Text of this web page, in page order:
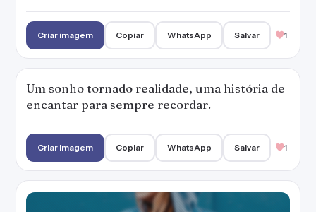
Criar imagem Copiar WhatsApp Salvar 1
Um sonho tornado realidade, uma história de
encantar para sempre recordar.
Criar imagem Copiar WhatsApp Salvar 1